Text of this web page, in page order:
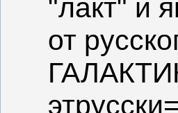
"лакт" и
от